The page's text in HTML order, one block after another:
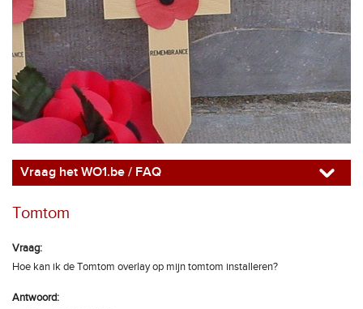
Vraag het WO1.be / FAQ
Tomtom
Vraag:
Hoe kan ik de Tomtom overlay op mijn tomtom installeren?
Antwoord: